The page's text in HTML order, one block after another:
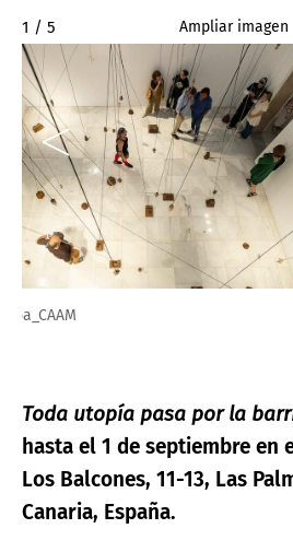
2 / 5 Ampliar imagen
Carlos Garaicoa_CAAM
Toda utopía pasa por la
hasta el 1 de septiembre en
Los Balcones, 11-13, Las
Canaria, España.